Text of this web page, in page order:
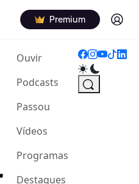
Premium Log in
Ouvir(current)
Podcasts
Passou
Vídeos
Programas
Destaques